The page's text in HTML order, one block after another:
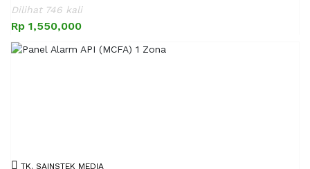
Dilihat 746 kali
Rp 1,550,000
TK. SAINSTEK MEDIA